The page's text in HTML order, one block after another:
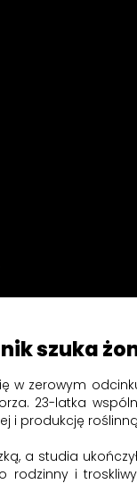
szuka
w zerowym
23-latka
i produkcję
a studia
rodzinny i